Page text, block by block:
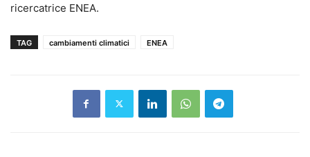
ricercatrice ENEA.
TAG cambiamenti climatici ENEA